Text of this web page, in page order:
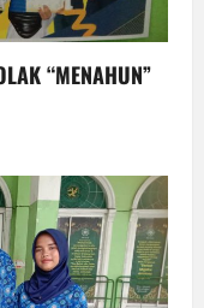
“MENAHUN”